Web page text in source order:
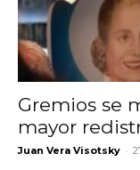
Gremios se
mayor
Juan Vera Visotsky -